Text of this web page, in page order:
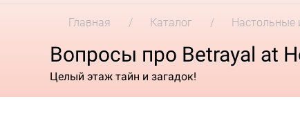
Главная Каталог Настольные
Вопросы про Betrayal at
Целый этаж тайн и загадок!